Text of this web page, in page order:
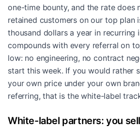
one-time bounty, and the rate does
retained customers on our top plan
thousand dollars a year in recurring
compounds with every referral on
low: no engineering, no contract
start this week. If you would rather
your own price under your own
referring, that is the white-label
White-label partners: you